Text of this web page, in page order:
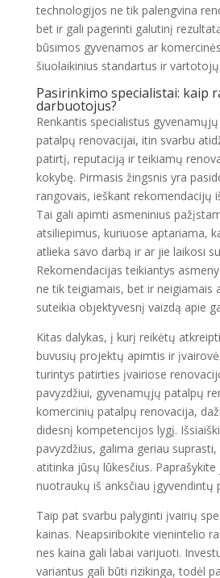
technologijos ne tik palengvina
bet ir gali pagerinti galutinį
būsimos gyvenamos ar
šiuolaikinius standartus ir
Pasirinkimo specialistai: kaip
darbuotojus?
Renkantis specialistus
patalpų renovacijai, itin svarbu
patirtį, reputaciją ir teikiamų
kokybę. Pirmasis žingsnis yra
rangovais, ieškant rekomendacijų
Tai gali apimti asmeninius
atsiliepimus, kuriuose aptariama,
atlieka savo darbą ir ar jie laikosi
Rekomendacijas teikiantys
ne tik teigiamais, bet ir neigiamais
suteikia objektyvesnį vaizdą apie
Kitas dalykas, į kurį reikėtų
buvusių projektų apimtis ir
turintys patirties įvairiose
pavyzdžiui, gyvenamųjų patalpų
komercinių patalpų renovacija,
didesnį kompetencijos lygį.
pavyzdžius, galima geriau
atitinka jūsų lūkesčius.
nuotraukų iš anksčiau įgyvendintų
Taip pat svarbu palyginti įvairių
kainas. Neapsiribokite vienintelio
nes kaina gali labai varijuoti.
variantus gali būti rizikinga, todėl